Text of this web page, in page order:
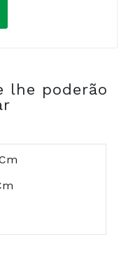
lhe poderão